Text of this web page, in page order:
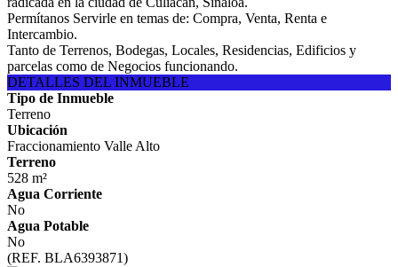
Permítanos Servirle en temas de: Compra, Venta, Renta e
Intercambio.
Tanto de Terrenos, Bodegas, Locales, Residencias, Edificios y
parcelas como de Negocios funcionando.
DETALLES DEL INMUEBLE
Tipo de Inmueble
Terreno
Ubicación
Fraccionamiento Valle Alto
Terreno
528 m²
Agua Corriente
No
Agua Potable
No
(REF. BLA6393871)